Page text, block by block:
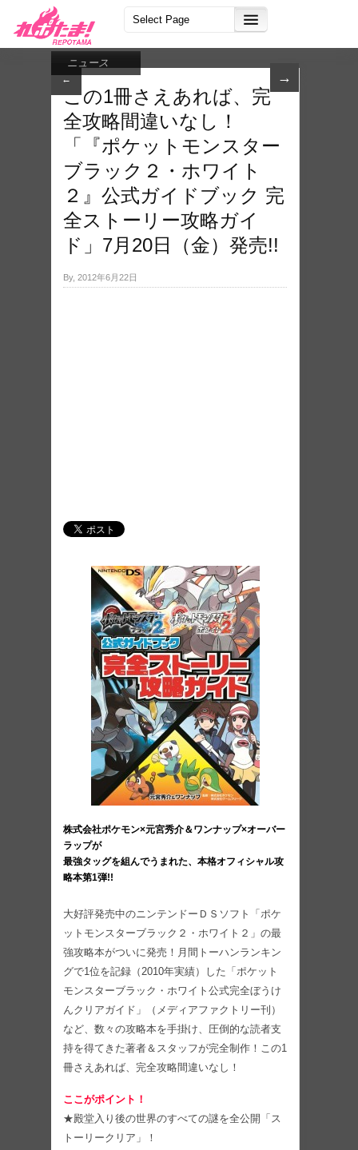
← →
ニュース
この1冊さえあれば、完
全攻略間違いなし！
「『ポケットモンスター
ブラック２・ホワイト
２』公式ガイドブック 完
全ストーリー攻略ガイ
ド」7月20日（金）発売!!
By, 2012年6月22日
株式会社ポケモン×元宮秀介＆ワンナップ×オーバー
ラップが
最強タッグを組んでうまれた、本格オフィシャル攻
略本第1弾!!
大好評発売中のニンテンドーＤＳソフト「ポケ
ットモンスターブラック２・ホワイト２」の最
強攻略本がついに発売！月間トーハンランキン
グで1位を記録（2010年実績）した「ポケット
モンスターブラック・ホワイト公式完全ぼうけ
んクリアガイド」（メディアファクトリー刊）
など、数々の攻略本を手掛け、圧倒的な読者支
持を得てきた著者＆スタッフが完全制作！この1
冊さえあれば、完全攻略間違いなし！
ここがポイント！
★殿堂入り後の世界のすべての謎を全公開「ス
トーリークリア」！